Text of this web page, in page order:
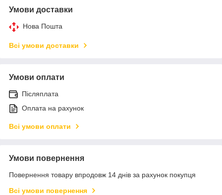
Умови доставки
Нова Пошта
Всі умови доставки
Умови оплати
Післяплата
Оплата на рахунок
Всі умови оплати
Умови повернення
Повернення товару впродовж 14 днів за рахунок покупця
Всі умови повернення